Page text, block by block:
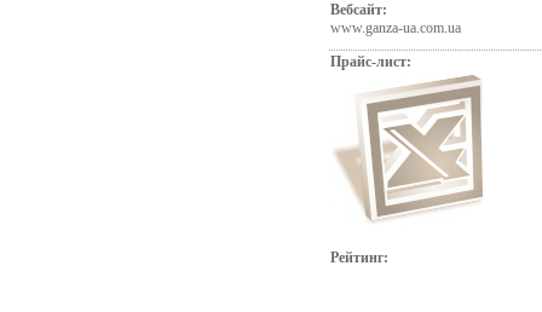
Вебсайт:
www.ganza-ua.com.ua
Прайс-лист:
Рейтинг: